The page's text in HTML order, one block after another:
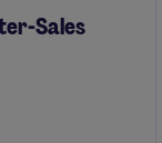
Sales